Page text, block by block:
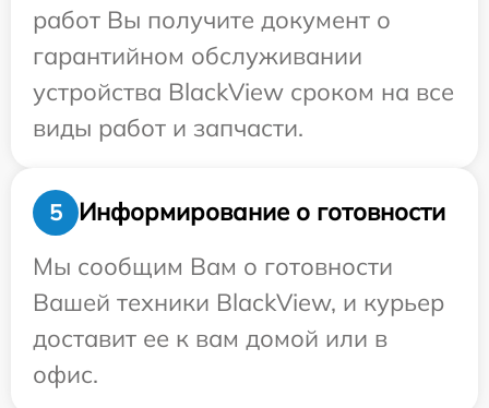
работ Вы получите документ о
гарантийном обслуживании
устройства BlackView сроком на все
виды работ и запчасти.
5
Информирование о готовности
Мы сообщим Вам о готовности
Вашей техники BlackView, и курьер
доставит ее к вам домой или в
офис.